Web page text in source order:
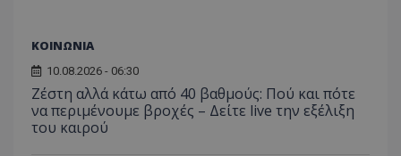
ΚΟΙΝΩΝΙΑ
10.08.2026 - 06:30
Ζέστη αλλά κάτω από 40 βαθμούς: Πού και πότε
να περιμένουμε βροχές – Δείτε live την εξέλιξη
του καιρού